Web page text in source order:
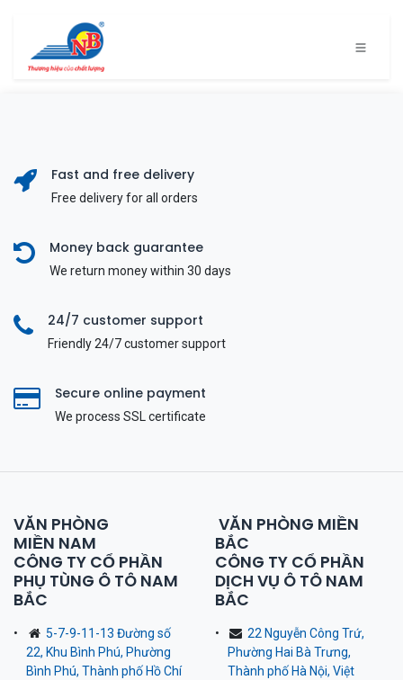
Fast and free delivery
Free delivery for all orders
Money back guarantee
We return money within 30 days
24/7 customer support
Friendly 24/7 customer support
Secure online payment
We process SSL сertificate
VĂN PHÒNG
MIỀN NAM
CÔNG TY CỔ PHẦN
PHỤ TÙNG Ô TÔ NAM
BẮC
5-7-9-11-13 Đường số
22, Khu Bình Phú, Phường
Bình Phú, Thành phố Hồ Chí
VĂN PHÒNG MIỀN
BẮC
CÔNG TY CỔ PHẦN
DỊCH VỤ Ô TÔ NAM
BẮC
22 Nguyễn Công Trứ,
Phường Hai Bà Trưng,
Thành phố Hà Nội, Việt